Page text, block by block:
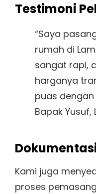
Testimoni
“Saya
rumah di
sangat rapi,
harganya
puas dengan
Bapak Yusuf,
Kami juga
proses